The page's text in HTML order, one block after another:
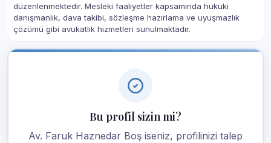
düzenlenmektedir. Mesleki faaliyetler kapsamında hukuki
danışmanlık, dava takibi, sözleşme hazırlama ve uyuşmazlık
çözümü gibi avukatlık hizmetleri sunulmaktadır.
Bu profil sizin mi?
Av. Faruk Haznedar Boş iseniz, profilinizi talep